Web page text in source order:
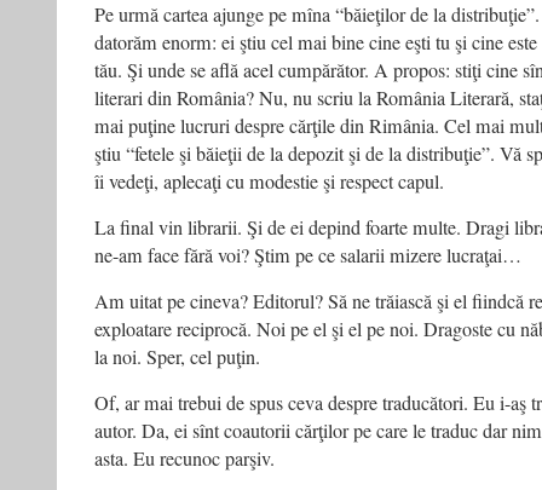
Pe urmă cartea ajunge pe mîna “băieţilor de la
datorăm enorm: ei ştiu cel mai bine cine eşti tu şi cine
tău. Şi unde se află acel cumpărător. A propos: stiţi cine
literari din România? Nu, nu scriu la România Literară,
mai puţine lucruri despre cărţile din Rimânia. Cel mai
ştiu “fetele şi băieţii de la depozit şi de la distribuţie”. Vă
îi vedeţi, aplecaţi cu modestie şi respect capul.
La final vin librarii. Şi de ei depind foarte multe. Dragi
ne-am face fără voi? Ştim pe ce salarii mizere lucraţai…
Am uitat pe cineva? Editorul? Să ne trăiască şi el fiindcă
exploatare reciprocă. Noi pe el şi el pe noi. Dragoste cu
la noi. Sper, cel puţin.
Of, ar mai trebui de spus ceva despre traducători. Eu i-aş
autor. Da, ei sînt coautorii cărţilor pe care le traduc dar
asta. Eu recunoc parşiv.